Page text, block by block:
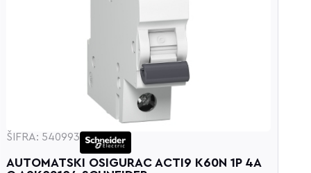
ŠIFRA: 540993
AUTOMATSKI OSIGURAC ACTI9 K60N 1P 4A